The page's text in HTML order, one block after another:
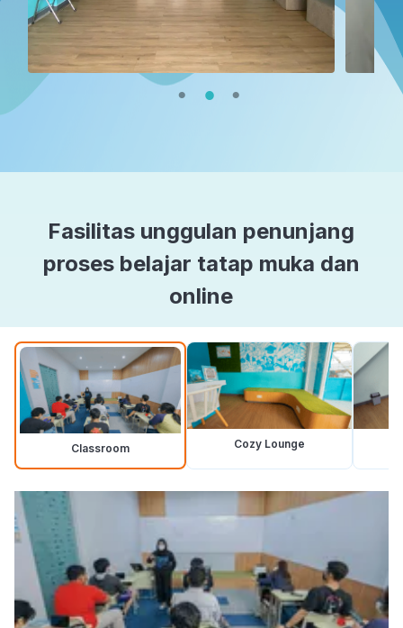
Fasilitas unggulan penunjang
proses belajar tatap muka dan
online
Classroom Cozy Lounge